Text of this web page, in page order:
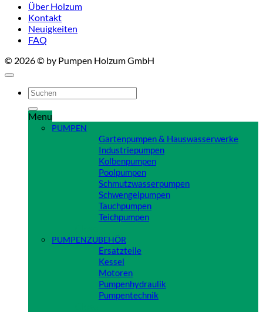
Über Holzum
Kontakt
Neuigkeiten
FAQ
© 2026 © by Pumpen Holzum GmbH
Suchen
nach:
Menu
PUMPEN
Gartenpumpen & Hauswasserwerke
Industriepumpen
Kolbenpumpen
Poolpumpen
Schmutzwasserpumpen
Schwengelpumpen
Tauchpumpen
Teichpumpen
PUMPENZUBEHÖR
Ersatzteile
Kessel
Motoren
Pumpenhydraulik
Pumpentechnik